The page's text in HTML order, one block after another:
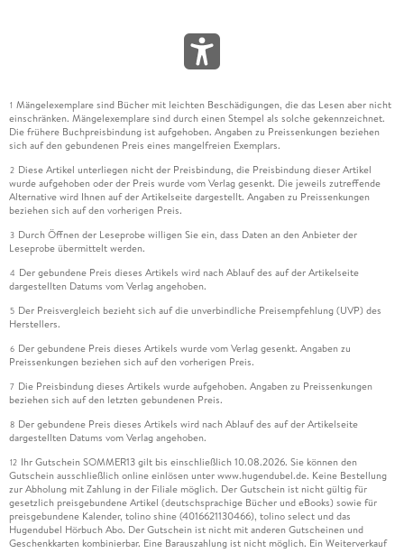
1 Mängelexemplare sind Bücher mit leichten Beschädigungen, die das Lesen aber nicht
einschränken. Mängelexemplare sind durch einen Stempel als solche gekennzeichnet.
Die frühere Buchpreisbindung ist aufgehoben. Angaben zu Preissenkungen beziehen
sich auf den gebundenen Preis eines mangelfreien Exemplars.
2 Diese Artikel unterliegen nicht der Preisbindung, die Preisbindung dieser Artikel
wurde aufgehoben oder der Preis wurde vom Verlag gesenkt. Die jeweils zutreffende
Alternative wird Ihnen auf der Artikelseite dargestellt. Angaben zu Preissenkungen
beziehen sich auf den vorherigen Preis.
3 Durch Öffnen der Leseprobe willigen Sie ein, dass Daten an den Anbieter der
Leseprobe übermittelt werden.
4 Der gebundene Preis dieses Artikels wird nach Ablauf des auf der Artikelseite
dargestellten Datums vom Verlag angehoben.
5 Der Preisvergleich bezieht sich auf die unverbindliche Preisempfehlung (UVP) des
Herstellers.
6 Der gebundene Preis dieses Artikels wurde vom Verlag gesenkt. Angaben zu
Preissenkungen beziehen sich auf den vorherigen Preis.
7 Die Preisbindung dieses Artikels wurde aufgehoben. Angaben zu Preissenkungen
beziehen sich auf den letzten gebundenen Preis.
8 Der gebundene Preis dieses Artikels wird nach Ablauf des auf der Artikelseite
dargestellten Datums vom Verlag angehoben.
12 Ihr Gutschein SOMMER13 gilt bis einschließlich 10.08.2026. Sie können den
Gutschein ausschließlich online einlösen unter www.hugendubel.de. Keine Bestellung
zur Abholung mit Zahlung in der Filiale möglich. Der Gutschein ist nicht gültig für
gesetzlich preisgebundene Artikel (deutschsprachige Bücher und eBooks) sowie für
preisgebundene Kalender, tolino shine (4016621130466), tolino select und das
Hugendubel Hörbuch Abo. Der Gutschein ist nicht mit anderen Gutscheinen und
Geschenkkarten kombinierbar. Eine Barauszahlung ist nicht möglich. Ein Weiterverkauf